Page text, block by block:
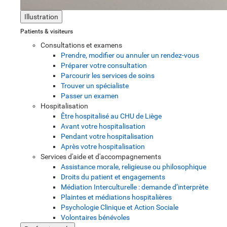
Illustration
Patients & visiteurs
Consultations et examens
Prendre, modifier ou annuler un rendez-vous
Préparer votre consultation
Parcourir les services de soins
Trouver un spécialiste
Passer un examen
Hospitalisation
Être hospitalisé au CHU de Liège
Avant votre hospitalisation
Pendant votre hospitalisation
Après votre hospitalisation
Services d'aide et d'accompagnements
Assistance morale, religieuse ou philosophique
Droits du patient et engagements
Médiation Interculturelle : demande d’interprète
Plaintes et médiations hospitalières
Psychologie Clinique et Action Sociale
Volontaires bénévoles